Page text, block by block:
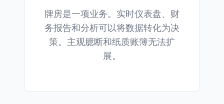
牌房是一项业务。实时仪表盘、财
务报告和分析可以将数据转化为决
策。主观臆断和纸质账簿无法扩
展。